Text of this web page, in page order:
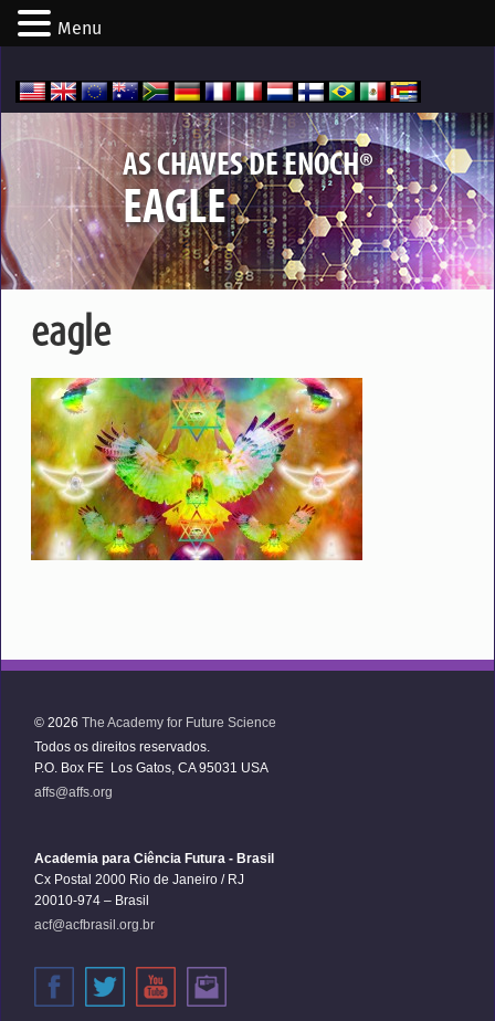
AS CHAVES DE ENOCH®
EAGLE
eagle
© 2026 The Academy for Future Science
Todos os direitos reservados.
P.O. Box FE Los Gatos, CA 95031 USA
affs@affs.org
Academia para Ciência Futura - Brasil
Cx Postal 2000 Rio de Janeiro / RJ
20010-974 – Brasil
acf@acfbrasil.org.br
Menu